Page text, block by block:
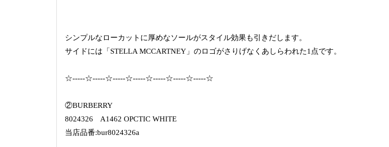
シンプルなローカットに厚めなソールがスタイル効果も引きだします。
サイドには「STELLA MCCARTNEY」のロゴがさりげなくあしらわれた1点です。
☆-----☆-----☆-----☆-----☆-----☆-----☆-----☆
②BURBERRY
8024326 A1462 OPCTIC WHITE
当店品番:bur8024326a